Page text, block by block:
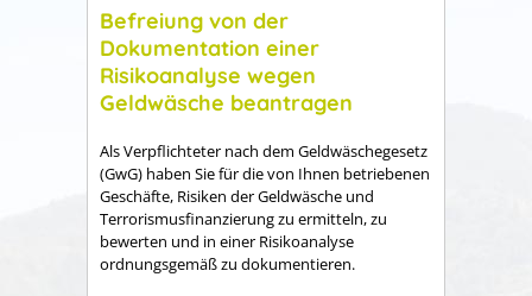
Befreiung von der
Dokumentation einer
Risikoanalyse wegen
Geldwäsche beantragen
Als Verpflichteter nach dem Geldwäschegesetz
(GwG) haben Sie für die von Ihnen betriebenen
Geschäfte, Risiken der Geldwäsche und
Terrorismusfinanzierung zu ermitteln, zu
bewerten und in einer Risikoanalyse
ordnungsgemäß zu dokumentieren.